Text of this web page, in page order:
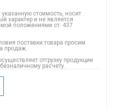
стоимость, носит
характер и не является
положениями ст. 437
поставки товара просим
продаж.
отгрузку продукции
расчету.